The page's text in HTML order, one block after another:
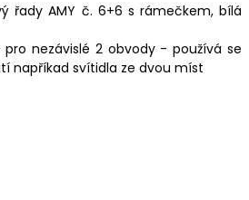
řady AMY č. 6+6 s rámečkem, bílá
nezávislé 2 obvody - používá se
napříkad svítidla ze dvou míst